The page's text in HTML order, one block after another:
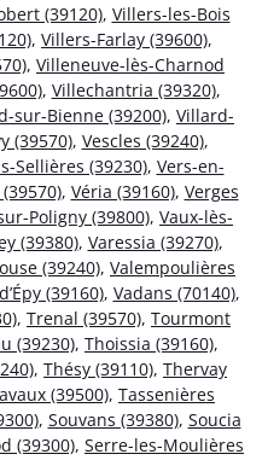
(39120), Villers-les-Bois
, Villers-Farlay (39600),
, Villeneuve-lès-Charnod
, Villechantria (39320),
sur-Bienne (39200), Villard-
(39570), Vescles (39240),
Sellières (39230), Vers-en-
, Véria (39160), Verges
Poligny (39800), Vaux-lès-
(39380), Varessia (39270),
(39240), Valempoulières
(39160), Vadans (70140),
, Trenal (39570), Tourmont
(39230), Thoissia (39160),
, Thésy (39110), Thervay
(39500), Tassenières
, Souvans (39380), Soucia
(39300), Serre-les-Moulières